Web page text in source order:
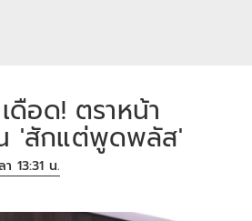
ดือด! ตราหน้า
น 'สักแต่พูดพลัส'
13:31 น.